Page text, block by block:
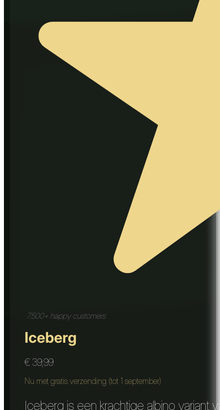
7.500+ happy customers
Iceberg
€ 39,99
Nu met gratis verzending (tot 1 september)
Iceberg is een krachtige albino